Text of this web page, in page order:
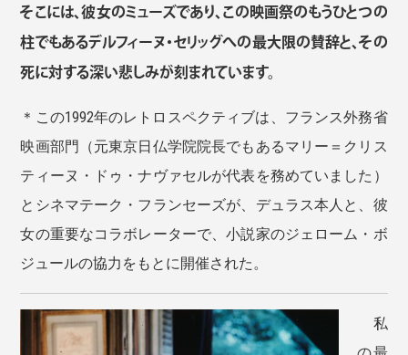
そこには、彼女のミューズであり、この映画祭のもうひとつの
柱でもあるデルフィーヌ・セリッグへの最大限の賛辞と、その
死に対する深い悲しみが刻まれています。
＊この1992年のレトロスペクティブは、フランス外務省
映画部門（元東京日仏学院院長でもあるマリー＝クリス
ティーヌ・ドゥ・ナヴァセルが代表を務めていました）
とシネマテーク・フランセーズが、デュラス本人と、彼
女の重要なコラボレーターで、小説家のジェローム・ボ
ジュールの協力をもとに開催された。
私